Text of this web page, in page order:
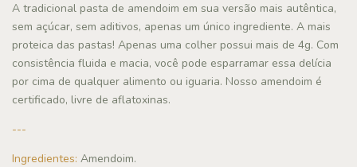
A tradicional pasta de amendoim em sua versão mais autêntica,
sem açúcar, sem aditivos, apenas um único ingrediente. A mais
proteica das pastas! Apenas uma colher possui mais de 4g. Com
consistência fluida e macia, você pode esparramar essa delícia
por cima de qualquer alimento ou iguaria. Nosso amendoim é
certificado, livre de aflatoxinas.
---
Ingredientes: Amendoim.